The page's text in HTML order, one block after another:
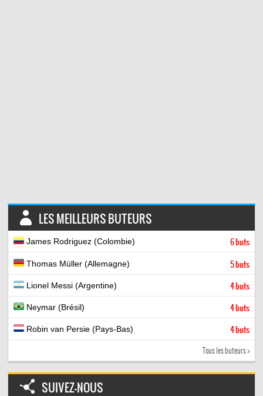
LES MEILLEURS BUTEURS
James Rodriguez (Colombie) 6 buts
Thomas Müller (Allemagne) 5 buts
Lionel Messi (Argentine) 4 buts
Neymar (Brésil) 4 buts
Robin van Persie (Pays-Bas) 4 buts
Tous les buteurs >
SUIVEZ-NOUS